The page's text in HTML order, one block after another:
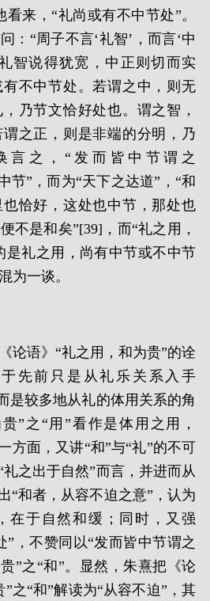
来，“礼尚或有不中节处”。
：“周子不言‘礼智’，而言‘中
智说得犹宽，中正则切而实
不中节处。若谓之中，则无
乃节文恰好处也。谓之智，
之正，则是非端的分明，乃
言之，“发而皆中节谓之
节”，而为“天下之达道”，“和
恰好，这处也中节，那处也
不是和矣”[39]，而“礼之用，
是礼之用，尚有中节或不中节
为一谈。
论语》“礼之用，和为贵”的诠
先前只是从礼乐关系入手
是较多地从礼的体用关系的角
”之“用”看作是体用之用，
方面，又讲“和”与“礼”的不可
之出于自然”而言，并进而从
“和者，从容不迫之意”，认为
在于自然和缓；同时，又强
”，不赞同以“发而皆中节谓之
”之“和”。显然，朱熹把《论
之“和”解读为“从容不迫”，其